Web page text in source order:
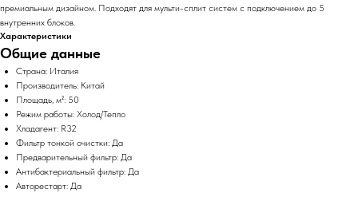
премиальным дизайном. Подходят для мульти-сплит систем с подключением до 5
внутренних блоков.
Характеристики
Общие данные
Страна: Италия
Производитель: Китай
Площадь, м²: 50
Режим работы: Холод/Тепло
Хладагент: R32
Фильтр тонкой очистки: Да
Предварительный фильтр: Да
Антибактериальный фильтр: Да
Авторестарт: Да